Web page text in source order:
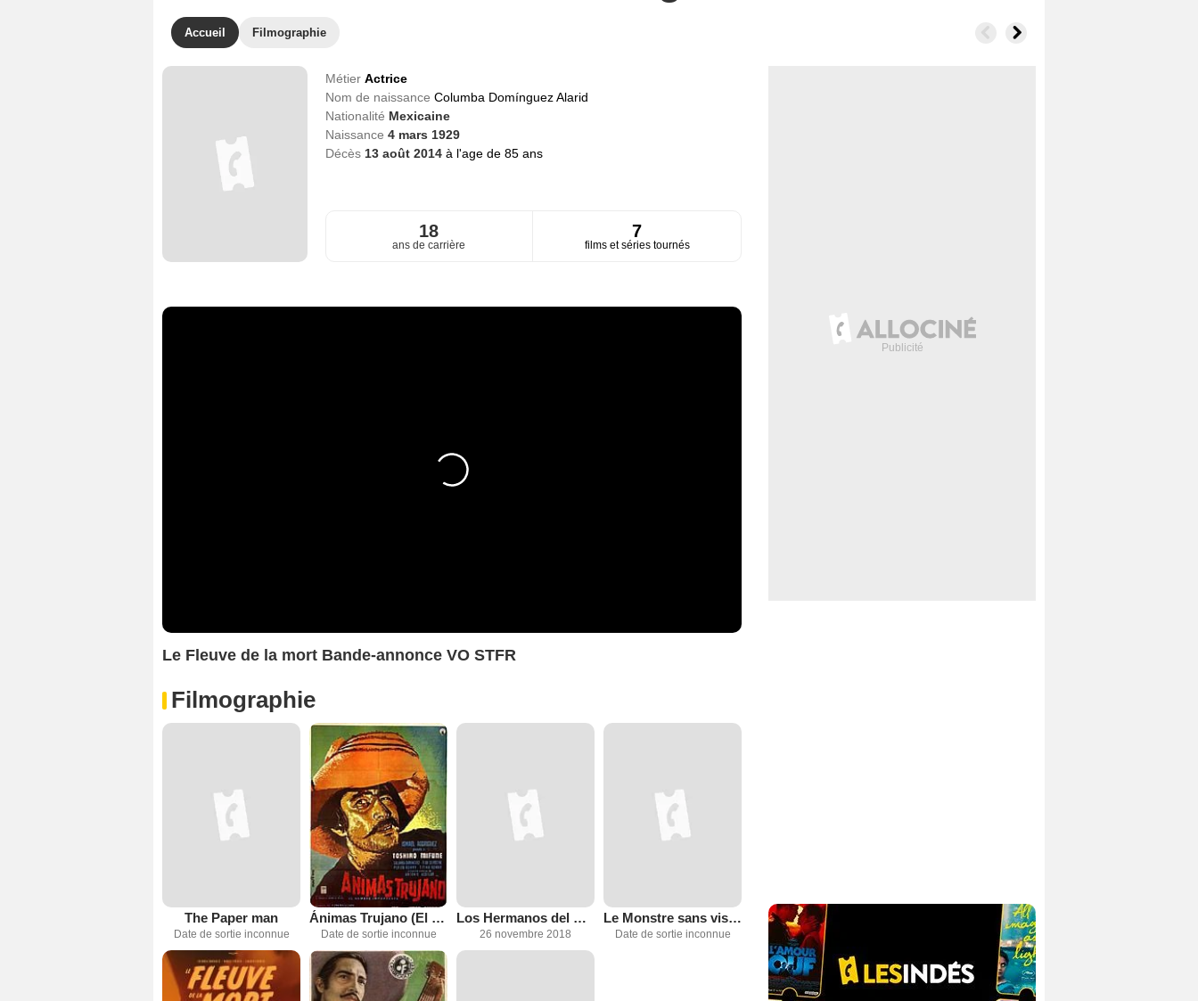
Accueil Filmographie
Métier Actrice
Nom de naissance Columba Domínguez Alarid
Nationalité Mexicaine
Naissance 4 mars 1929
Décès 13 août 2014 à l'age de 85 ans
18
ans de carrière
7
films et séries tournés
Le Fleuve de la mort Bande-annonce VO STFR
Filmographie
The Paper man
Date de sortie inconnue
Ánimas Trujano (El hombre importante)
Date de sortie inconnue
Los Hermanos del Hierro
26 novembre 2018
Le Monstre sans visage
Date de sortie inconnue